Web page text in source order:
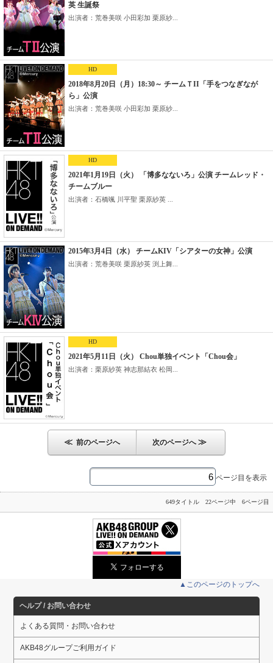
英 生誕祭
出演者：荒巻美咲 小田彩加 栗原紗...
HD
2018年8月20日（月）18:30～ チームＴII「手をつなぎなが
ら」公演
出演者：荒巻美咲 小田彩加 栗原紗...
HD
2021年1月19日（火） 「博多なないろ」公演 チームレッド・
チームブルー
出演者：石橋颯 川平聖 栗原紗英 ...
2015年3月4日（水） チームKIV「シアターの女神」公演
出演者：荒巻美咲 栗原紗英 渕上舞...
HD
2021年5月11日（火） Chou単独イベント「Chou会」
出演者：栗原紗英 神志那結衣 松岡...
≪ 前のページへ 次のページへ≫
ページ目を表示
649タイトル 22ページ中 6ページ目
▲このページのトップへ
ヘルプ / お問い合わせ
よくある質問・お問い合わせ
AKB48グループご利用ガイド